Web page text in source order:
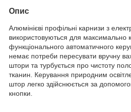
Опис
Алюмінієві профільні карнизи з
використовуються для максимально
функціонального автоматичного
немає потреби пересувати вручну
штори та турбується про чистоту
тканин. Керування природним
штор легко здійснюється за
кнопки.